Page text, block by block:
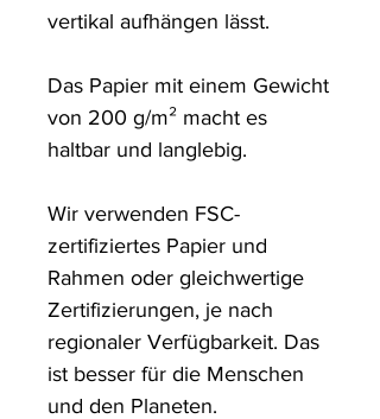
vertikal aufhängen lässt.
Das Papier mit einem Gewicht
von 200 g/m² macht es
haltbar und langlebig.
Wir verwenden FSC-
zertifiziertes Papier und
Rahmen oder gleichwertige
Zertifizierungen, je nach
regionaler Verfügbarkeit. Das
ist besser für die Menschen
und den Planeten.